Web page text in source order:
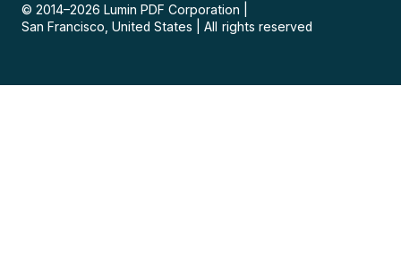
© 2014–2026 Lumin PDF Corporation
San Francisco, United States
All rights reserved